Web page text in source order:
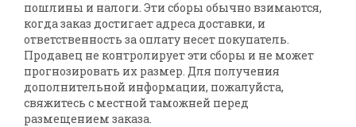
пошлины и налоги. Эти сборы обычно взимаются,
когда заказ достигает адреса доставки, и
ответственность за оплату несет покупатель.
Продавец не контролирует эти сборы и не может
прогнозировать их размер. Для получения
дополнительной информации, пожалуйста,
свяжитесь с местной таможней перед
размещением заказа.